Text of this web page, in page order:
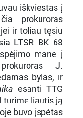
iškviestas į
prokuroras
ir toliau tęsiu
LTSR BK 68
mane į
J.
bylas, ir
esanti TTG
turime liautis ją
buvo įspėtas